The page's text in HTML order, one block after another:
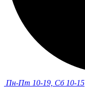
Пн-Пт 10-19, Сб 10-15